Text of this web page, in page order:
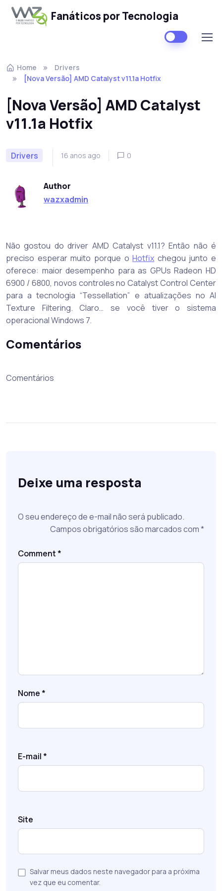
Fanáticos por Tecnologia
Home
Drivers
[Nova Versão] AMD Catalyst v11.1a Hotfix
[Nova Versão] AMD Catalyst
v11.1a Hotfix
Drivers 16 anos ago 0
Author
wazxadmin
Não gostou do driver AMD Catalyst v11.1? Então não é
preciso esperar muito porque oHotfix chegou junto e
oferece: maior desempenho para as GPUs Radeon HD
6900 / 6800, novos controles no Catalyst Control Center
para a tecnologia “Tessellation” e atualizações no AI
Texture Filtering. Claro… se você tiver o sistema
operacional Windows 7.
Comentários
Comentários
Deixe uma resposta
O seu endereço de e-mail não será publicado.
Campos obrigatórios são marcados com*
Comment *
Nome *
E-mail *
Site
Salvar meus dados neste navegador para a próxima
vez que eu comentar.